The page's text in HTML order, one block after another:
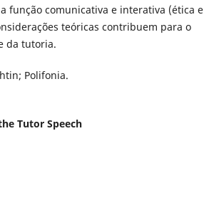
função comunicativa e interativa (ética e
teóricas contribuem para o
da tutoria.
Polifonia.
Tutor Speech